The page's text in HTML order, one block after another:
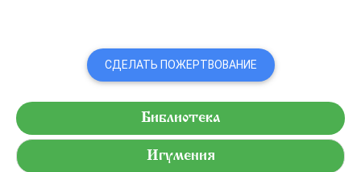
СДЕЛАТЬ ПОЖЕРТВОВАНИЕ
Библиотека
Игумения